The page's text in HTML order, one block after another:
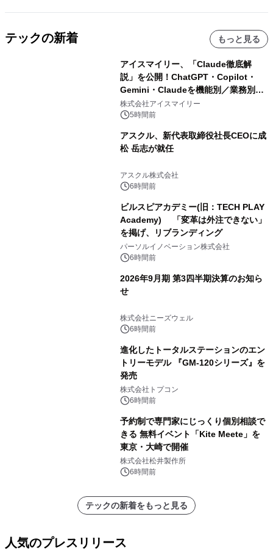
テックの新着 もっと見る
アイスマイリー、「Claude徹底解
説」を公開！ChatGPT・Copilot・
Gemini・Claudeを機能別／業務別に
比較―自社に合う生成AIの選び方がわ
かる実践ガイド
株式会社アイスマイリー
5時間前
アスクル、新代表取締役社長CEOに成
松 岳志が就任
アスクル株式会社
6時間前
ビルスピアカデミー(旧：TECH PLAY
Academy) 「変革は外注できない」
を掲げ、リブランディング
パーソルイノベーション株式会社
6時間前
2026年9月期 第3四半期決算のお知ら
せ
株式会社ニーズウェル
6時間前
進化したトータルステーションのエン
トリーモデル 『GM-120シリーズ』を
発売
株式会社トプコン
6時間前
予約制で専門家にじっくり個別相談で
きる 無料イベント「Kite Meete」を
東京・大崎で開催
株式会社松井製作所
6時間前
テックの新着をもっと見る
人気のプレスリリース